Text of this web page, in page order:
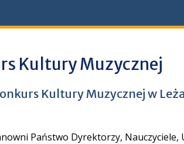
Kultury Muzycznej
Kultury Muzycznej w
Państwo Dyrektorzy, Nauczyciele,